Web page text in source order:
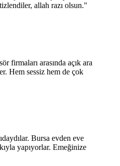
allah razı olsun."
firmaları arasında açık ara
Hem sessiz hem de çok
Bursa evden eve
yapıyorlar. Emeğinize